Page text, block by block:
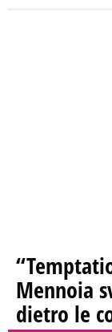
Mennoia
dietro le